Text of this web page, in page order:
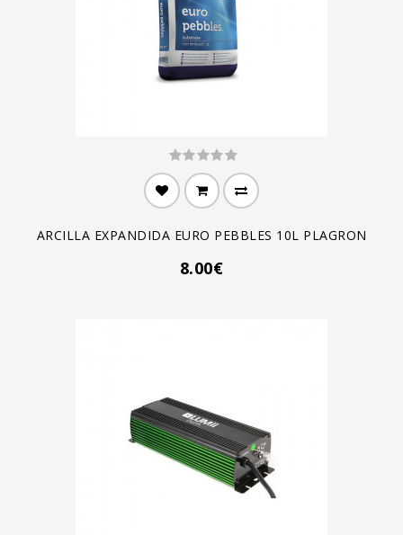
ARCILLA EXPANDIDA EURO PEBBLES 10L PLAGRON
8.00€